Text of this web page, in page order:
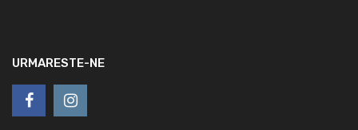
URMARESTE-NE